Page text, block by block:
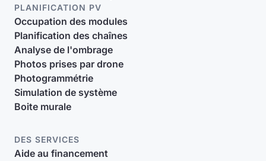
PLANIFICATION PV
Occupation des modules
Planification des chaînes
Analyse de l'ombrage
Photos prises par drone
Photogrammétrie
Simulation de système
Boite murale
DES SERVICES
Aide au financement